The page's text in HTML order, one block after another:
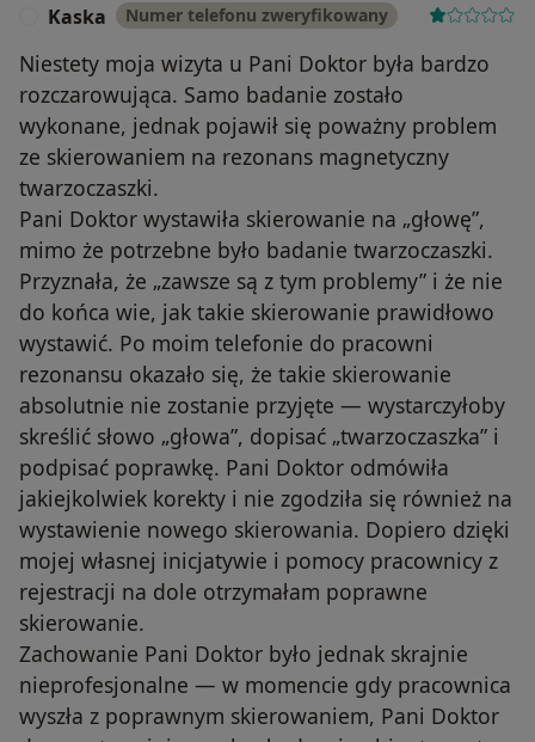
Kaska Numer telefonu zweryfikowany
Niestety moja wizyta u Pani Doktor była bardzo
rozczarowująca. Samo badanie zostało
wykonane, jednak pojawił się poważny problem
ze skierowaniem na rezonans magnetyczny
twarzoczaszki.
Pani Doktor wystawiła skierowanie na „głowę”,
mimo że potrzebne było badanie twarzoczaszki.
Przyznała, że „zawsze są z tym problemy” i że nie
do końca wie, jak takie skierowanie prawidłowo
wystawić. Po moim telefonie do pracowni
rezonansu okazało się, że takie skierowanie
absolutnie nie zostanie przyjęte — wystarczyłoby
skreślić słowo „głowa”, dopisać „twarzoczaszka” i
podpisać poprawkę. Pani Doktor odmówiła
jakiejkolwiek korekty i nie zgodziła się również na
wystawienie nowego skierowania. Dopiero dzięki
mojej własnej inicjatywie i pomocy pracownicy z
rejestracji na dole otrzymałam poprawne
skierowanie.
Zachowanie Pani Doktor było jednak skrajnie
nieprofesjonalne — w momencie gdy pracownica
wyszła z poprawnym skierowaniem, Pani Doktor